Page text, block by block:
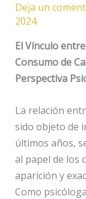
Deja un
2024
El Vínculo
Consumo de
Perspectiva
La relación
sido objeto de
últimos años,
al papel de los
aparición y
Como